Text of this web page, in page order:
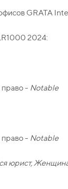
GRATA
2024:
- Notable
- Notable
юрист,